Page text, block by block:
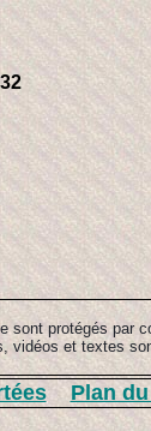
sont protégés par
vidéos et textes
Plan